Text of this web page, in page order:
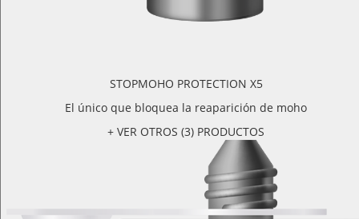
STOPMOHO PROTECTION X5
El único que bloquea la reaparición de moho
+ VER OTROS (3) PRODUCTOS